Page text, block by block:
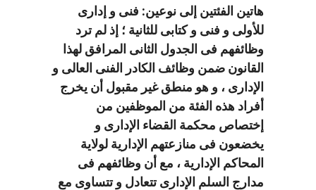
هاتين الفئتين إلى نوعين: فنى و إدارى
للأولى و فنى و كتابى للثانية ؛ إذ لم ترد
وظائفهم فى الجدول الثانى المرافق لهذا
القانون ضمن وظائف الكادر الفنى العالى و
الإدارى ، و هو منطق غير مقبول أن يخرج
أفراد هذه الفئة من الموظفين من
إختصاص محكمة القضاء الإدارى و
يخضعون فى منازعتهم الإدارية لولاية
المحاكم الإدارية ، مع أن وظائفهم فى
مدارج السلم الإدارى تتعادل و تتساوى مع